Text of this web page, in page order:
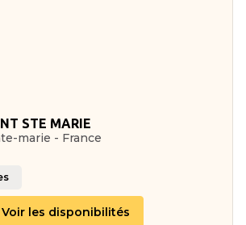
STE MARIE
marie - France
Voir les disponibilités